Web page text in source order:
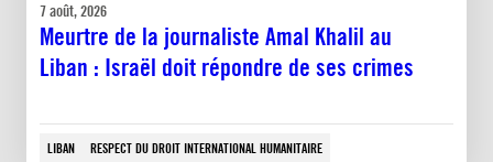
7 août, 2026
Meurtre de la journaliste Amal Khalil au
Liban : Israël doit répondre de ses crimes
LIBAN RESPECT DU DROIT INTERNATIONAL HUMANITAIRE